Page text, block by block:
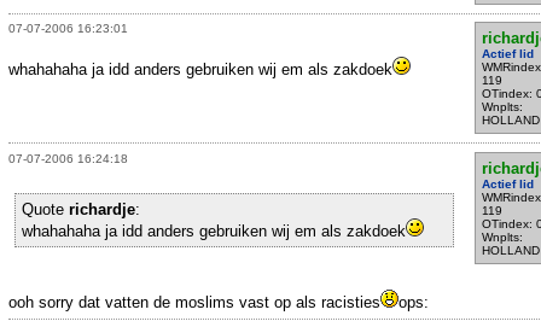
07-07-2006 16:23:01
Actief lid
119
OTindex:
Wnplts:
HOLLAND
whahahaha ja idd anders gebruiken wij em als zakdoek
07-07-2006 16:24:18
Actief lid
119
OTindex:
Wnplts:
HOLLAND
Quote richardje:
whahahaha ja idd anders gebruiken wij em als zakdoek
ooh sorry dat vatten de moslims vast op als racisties ops: